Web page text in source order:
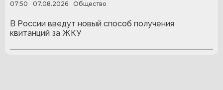
07:50 07.08.2026 Общество
В России введут новый способ получения
квитанций за ЖКУ